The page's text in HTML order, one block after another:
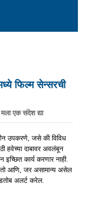
फिल्म सेन्सरची
मला एक संदेश द्या
उपकरणे, जसे की विविध
हवेच्या दाबावर अवलंबून
कार्य करणार नाही.
आणि, जर असामान्य असेल
अलर्ट करेल.